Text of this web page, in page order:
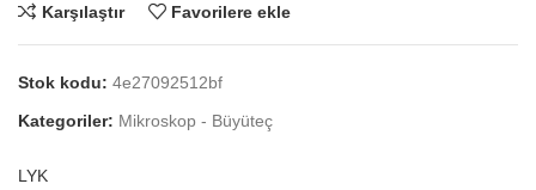
Karşılaştır Favorilere ekle
Stok kodu: 4e27092512bf
Kategoriler: Mikroskop - Büyüteç
LYK